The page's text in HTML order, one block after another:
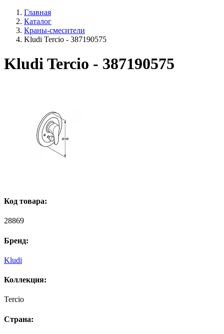
Главная
Каталог
Краны-смесители
Kludi Tercio - 387190575
Kludi Tercio - 387190575
Код товара:
28869
Бренд:
Kludi
Коллекция:
Tercio
Страна: